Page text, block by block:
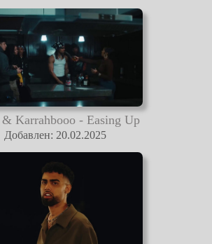
Karrahbooo - Easing Up
Добавлен: 20.02.2025